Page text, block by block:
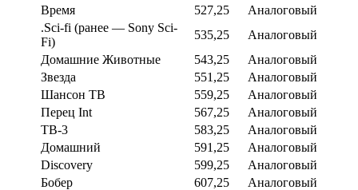
Время
527,25
Аналоговый
.Sci-fi (ранее — Sony Sci-
Fi)
535,25
Аналоговый
Домашние Животные
543,25
Аналоговый
Звезда
551,25
Аналоговый
Шансон ТВ
559,25
Аналоговый
Перец Int
567,25
Аналоговый
ТВ-3
583,25
Аналоговый
Домашний
591,25
Аналоговый
Discovery
599,25
Аналоговый
Бобер
607,25
Аналоговый